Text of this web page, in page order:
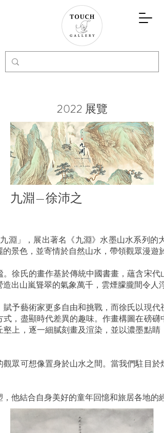
2022 展覽
九淵—徐沛之
淵」，展出著名《九淵》水墨山水系列
景色，並寄情於自然山水，帶領觀眾漫遊
徐氏的畫作基於傳統中國書畫，蘊含宋
出山嵐聳翠的氣象萬千，雲煙朦朧間令人
予藝術家更多自由和挑戰，而徐氏以現
，盡顯時代差異的趣味。作畫構圖在磅
上，逐一細膩刻畫及渲染，並以濃墨點
眾可想像置身於山水之間。當我們駐目
他結合自身美好的童年回憶和旅居各地